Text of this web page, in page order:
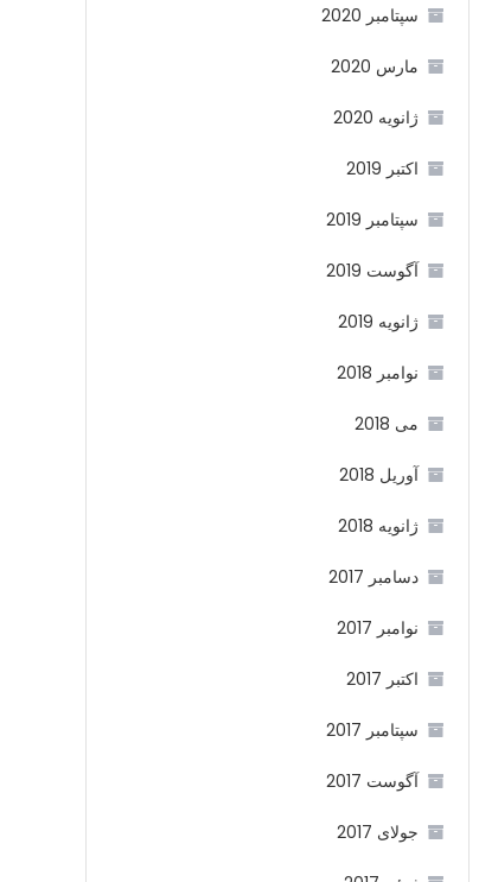
سپتامبر 2020
مارس 2020
ژانویه 2020
اکتبر 2019
سپتامبر 2019
آگوست 2019
ژانویه 2019
نوامبر 2018
می 2018
آوریل 2018
ژانویه 2018
دسامبر 2017
نوامبر 2017
اکتبر 2017
سپتامبر 2017
آگوست 2017
جولای 2017